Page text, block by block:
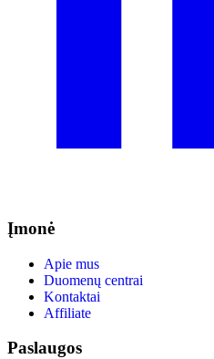
Įmonė
Apie mus
Duomenų centrai
Kontaktai
Affiliate
Paslaugos